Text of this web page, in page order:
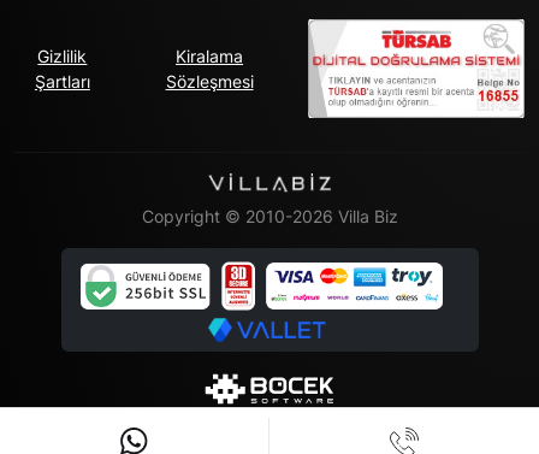
Gizlilik
Şartları
Kiralama
Sözleşmesi
Copyright © 2010-2026 Villa Biz